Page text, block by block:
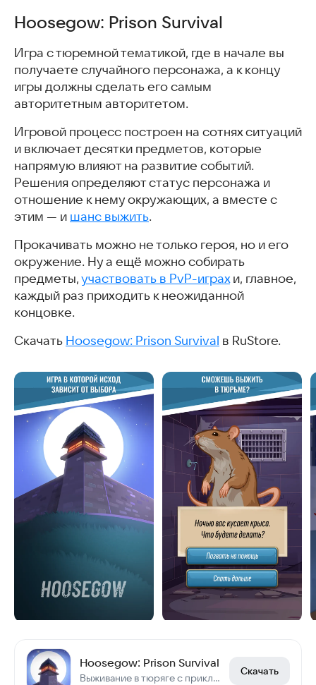
Hoosegow: Prison Survival
Игра с тюремной тематикой, где в начале вы
получаете случайного персонажа, а к концу
игры должны сделать его самым
авторитетным авторитетом.
Игровой процесс построен на сотнях ситуаций
и включает десятки предметов, которые
напрямую влияют на развитие событий.
Решения определяют статус персонажа и
отношение к нему окружающих, а вместе с
этим — и шанс выжить.
Прокачивать можно не только героя, но и его
окружение. Ну а ещё можно собирать
предметы, участвовать в PvP-играх и, главное,
каждый раз приходить к неожиданной
концовке.
Скачать Hoosegow: Prison Survival в RuStore.
Hoosegow: Prison Survival
Выживание в тюряге с приключениями и чёрным юмором. Свыше 15 млн. игроков.
Скачать